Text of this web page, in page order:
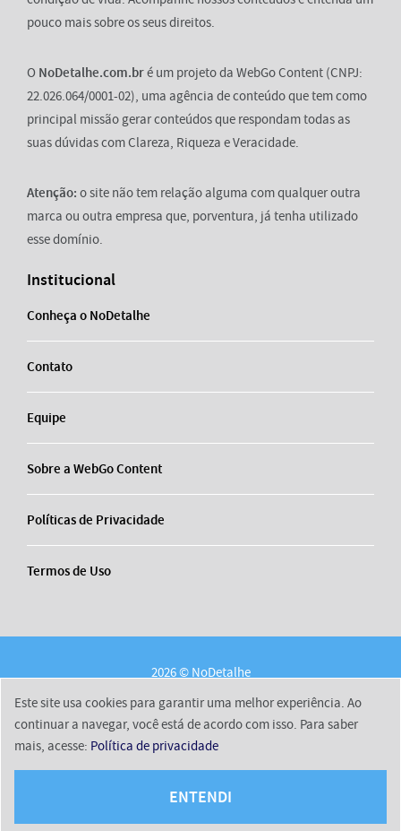
pouco mais sobre os seus direitos.
O NoDetalhe.com.bré um projeto da WebGo Content (CNPJ:
22.026.064/0001-02), uma agência de conteúdo que tem como
principal missão gerar conteúdos que respondam todas as
suas dúvidas com Clareza, Riqueza e Veracidade.
Atenção: o site não tem relação alguma com qualquer outra
marca ou outra empresa que, porventura, já tenha utilizado
esse domínio.
Institucional
Conheça o NoDetalhe
Contato
Equipe
Sobre a WebGo Content
Políticas de Privacidade
Termos de Uso
2026 © NoDetalhe
Sobre a WebGo Content
Políticas de Privacidade
Termos de Uso
Este site usa cookies para garantir uma melhor experiência. Ao
continuar a navegar, você está de acordo com isso. Para saber
mais, acesse: Política de privacidade
ENTENDI